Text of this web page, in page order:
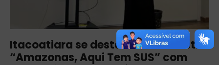
Itacoatiara se destaca na VI Mostra
“Amazonas, Aqui Tem SUS” com